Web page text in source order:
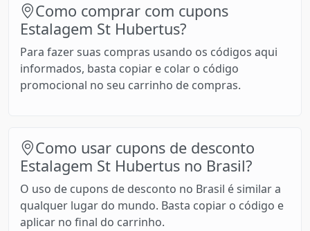
Como comprar com cupons
Estalagem St Hubertus?
Para fazer suas compras usando os códigos aqui
informados, basta copiar e colar o código
promocional no seu carrinho de compras.
Como usar cupons de desconto
Estalagem St Hubertus no Brasil?
O uso de cupons de desconto no Brasil é similar a
qualquer lugar do mundo. Basta copiar o código e
aplicar no final do carrinho.